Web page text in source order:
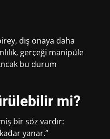
dış onaya daha
gerçeği manipüle
bu durum
mi?
bir söz vardır:
yanar.”